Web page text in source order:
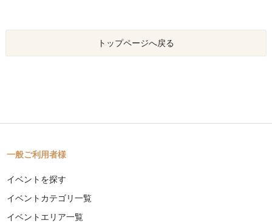
トップページへ戻る
一般ご利用者様
イベントを探す
イベントカテゴリ一覧
イベントエリア一覧